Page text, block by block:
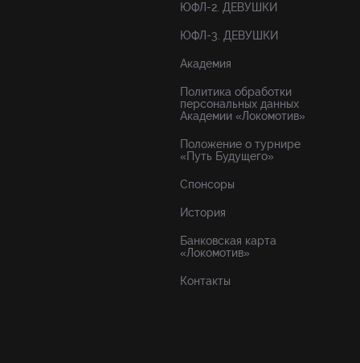
ЮФЛ-2. ДЕВУШКИ
ЮФЛ-3. ДЕВУШКИ
Академия
Политика обработки
персональных данных
Академии «Локомотив»
Положение о турнире
«Путь Будущего»
Спонсоры
История
Банковская карта
«Локомотив»
Контакты